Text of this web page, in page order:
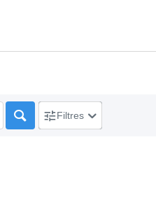
Filtres